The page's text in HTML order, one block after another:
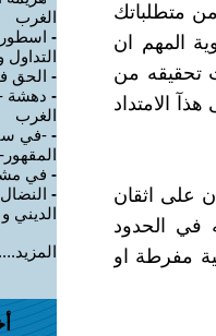
متطلباتك
المهم ان
تحقيقه من
الامتداد
على اثقان
في الحدود
مفرطة او
الغرب
-
التداول
- الحق
- دهشة
الغرب
- -في
المقهور-
- في
-
الديني